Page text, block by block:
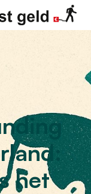
het